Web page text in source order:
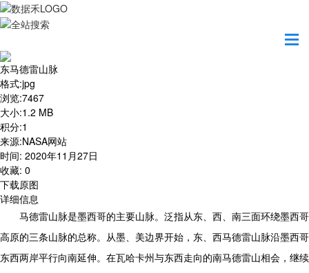
东马德雷山脉
格式:jpg
浏览:7467
大小:1.2 MB
积分:1
来源:NASA网站
时间: 2020年11月27日
收藏: 0
下载原图
详细信息
马德雷山脉是墨西哥的主要山脉。泛指从东、西、南三面环绕墨西哥
高原的三条山脉的总称。从墨、美边界开始，东、西马德雷山脉沿墨西哥
东西两岸平行向南延伸。在瓦哈卡州与东西走向的南马德雷山相会，继续